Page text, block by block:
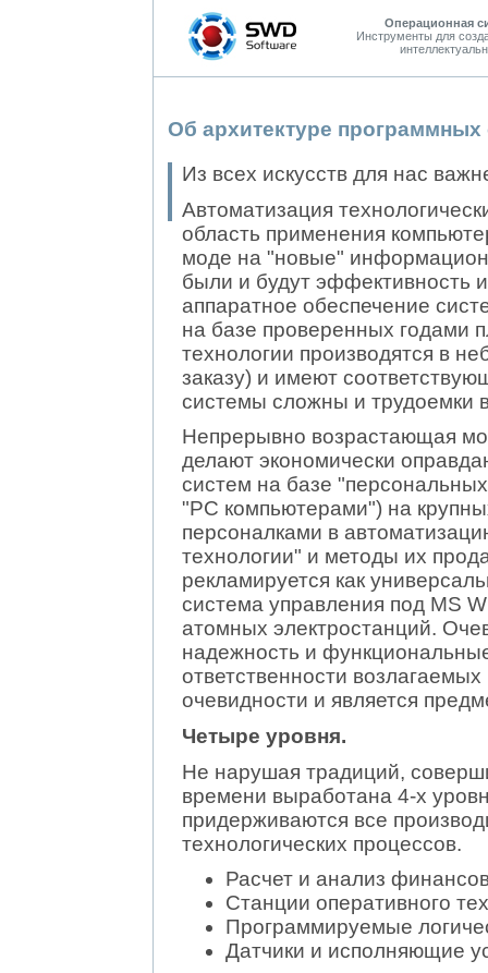
Операционная
Инструменты для
Об архитектуре
Из всех искусств для нас
Автоматизация
область применения
моде на "новые"
были и будут эффективность
аппаратное обеспечение
на базе проверенных годами
технологии производятся в
заказу) и имеют
системы сложны и трудоемки
Непрерывно возрастающая
делают экономически
систем на базе
"PC компьютерами") на
персоналками в
технологии" и методы их
рекламируется как
система управления под MS
атомных электростанций.
надежность и
ответственности
очевидности и является
Четыре уровня.
Не нарушая традиций,
времени выработана 4-х
придерживаются все
технологических процессов.
Расчет и анализ
Станции оперативного
Программируемые
Датчики и исполняющие